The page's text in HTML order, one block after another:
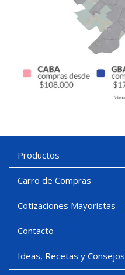
Productos
Carro de Compras
Cotizaciones Mayoristas
Contacto
Ideas, Recetas y Consejos